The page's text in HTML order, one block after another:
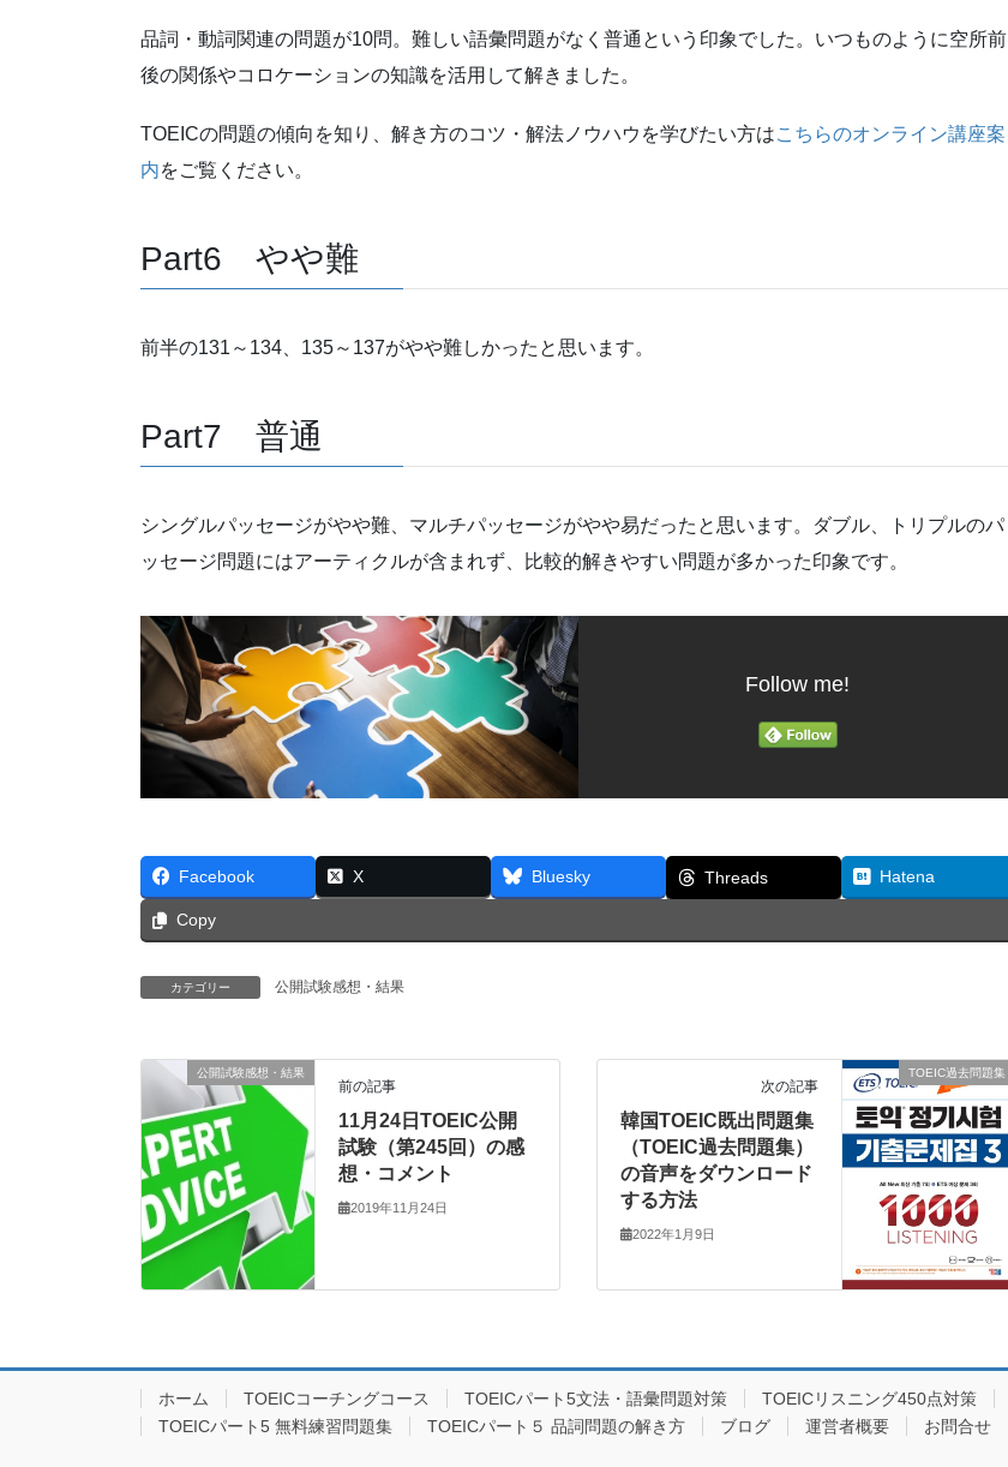
品詞・動詞関連の問題が10問。難しい語彙問題がなく普通という印象でした。いつものように空所前
後の関係やコロケーションの知識を活用して解きました。
TOEICの問題の傾向を知り、解き方のコツ・解法ノウハウを学びたい方はこちらのオンライン講座案
内をご覧ください。
Part6 やや難
前半の131～134、135～137がやや難しかったと思います。
Part7 普通
シングルパッセージがやや難、マルチパッセージがやや易だったと思います。ダブル、トリプルのパ
ッセージ問題にはアーティクルが含まれず、比較的解きやすい問題が多かった印象です。
Follow me!
Facebook X Bluesky Threads Hatena
Copy
カテゴリー 公開試験感想・結果
公開試験感想・結果
前の記事
11月24日TOEIC公開
試験（第245回）の感
想・コメント
2019年11月24日
TOEIC過去問題集
次の記事
韓国TOEIC既出問題集
（TOEIC過去問題集）
の音声をダウンロード
する方法
2022年1月9日
ホーム TOEICコーチングコース TOEICパート5文法・語彙問題対策 TOEICリスニング450点対策
TOEICパート5 無料練習問題集
TOEICパート５ 品詞問題の解き方 ブログ 運営者概要 お問合せ